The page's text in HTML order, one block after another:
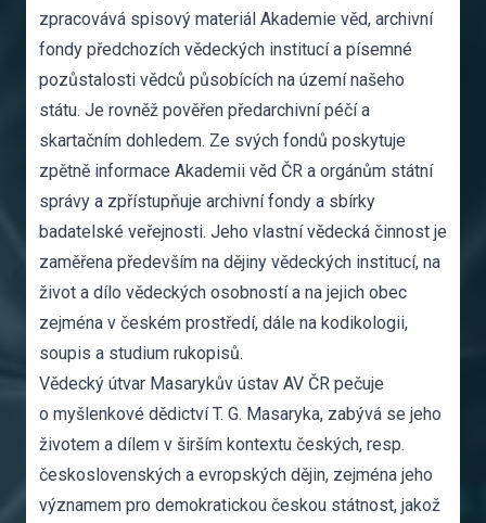
zpracovává spisový materiál Akademie věd, archivní
fondy předchozích vědeckých institucí a písemné
pozůstalosti vědců působících na území našeho
státu. Je rovněž pověřen předarchivní péčí a
skartačním dohledem. Ze svých fondů poskytuje
zpětně informace Akademii věd ČR a orgánům státní
správy a zpřístupňuje archivní fondy a sbírky
badatelské veřejnosti. Jeho vlastní vědecká činnost je
zaměřena především na dějiny vědeckých institucí, na
život a dílo vědeckých osobností a na jejich obec
zejména v českém prostředí, dále na kodikologii,
soupis a studium rukopisů.
Vědecký útvar Masarykův ústav AV ČR pečuje
o myšlenkové dědictví T. G. Masaryka, zabývá se jeho
životem a dílem v širším kontextu českých, resp.
československých a evropských dějin, zejména jeho
významem pro demokratickou českou státnost, jakož